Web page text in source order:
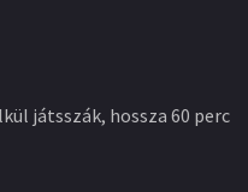
játsszák, hossza 60 perc